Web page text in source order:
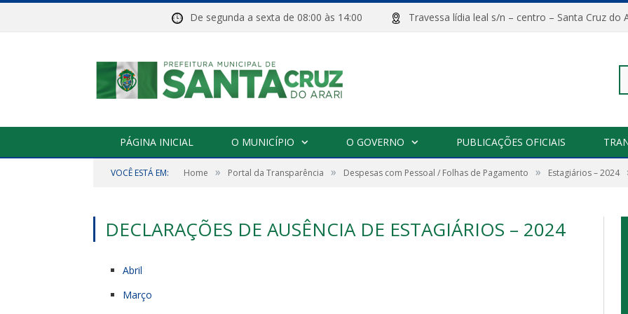
De segunda a sexta de 08:00 às 14:00 Travessa lídia leal s/n – centro – Santa Cruz
PÁGINA INICIAL O MUNICÍPIO O GOVERNO PUBLICAÇÕES OFICIAIS
VOCÊ ESTÁ EM: Home » Portal da Transparência » Despesas com Pessoal / Folhas de Pagamento » Estagiários – 2024
DECLARAÇÕES DE AUSÊNCIA DE ESTAGIÁRIOS – 2024
Abril
Março